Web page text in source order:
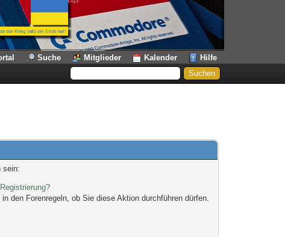
Suche Mitglieder Kalender
Hilfe
sein:
Registrierung?
den Forenregeln, ob Sie diese Aktion durchführen dürfen.